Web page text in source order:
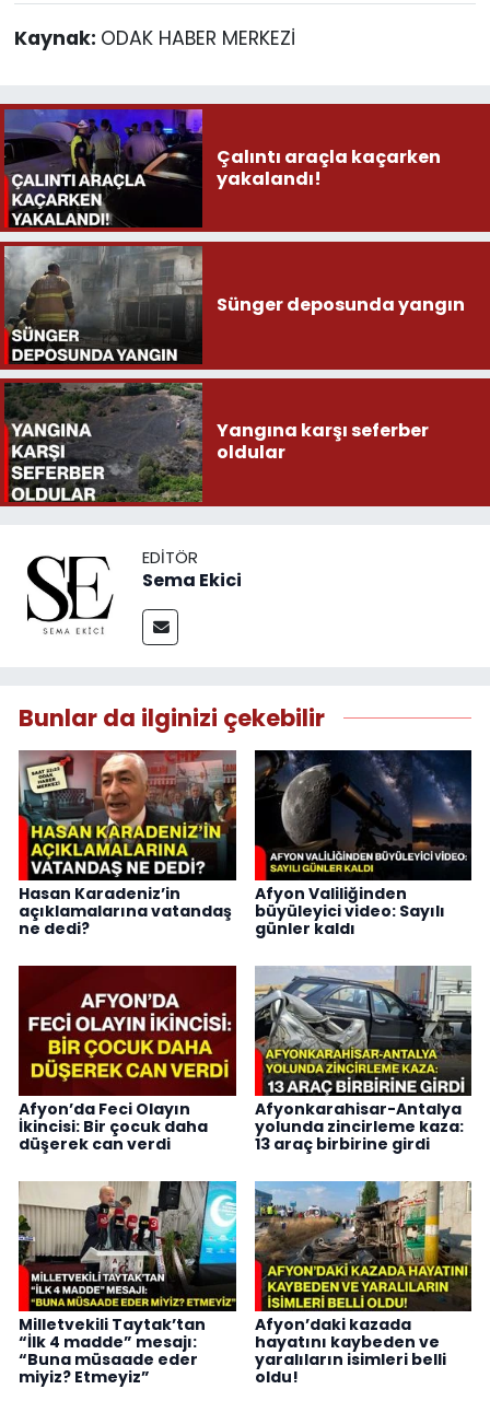
Kaynak: ODAK HABER MERKEZİ
Çalıntı araçla kaçarken
yakalandı!
Sünger deposunda yangın
Yangına karşı seferber
oldular
EDITÖR
Sema Ekici
Bunlar da ilginizi çekebilir
Hasan Karadeniz’in
açıklamalarına vatandaş
ne dedi?
Afyon Valiliğinden
büyüleyici video: Sayılı
günler kaldı
Afyon’da Feci Olayın
İkincisi: Bir çocuk daha
düşerek can verdi
Afyonkarahisar-Antalya
yolunda zincirleme kaza:
13 araç birbirine girdi
Milletvekili Taytak’tan
“İlk 4 madde” mesajı:
“Buna müsaade eder
miyiz? Etmeyiz”
Afyon’daki kazada
hayatını kaybeden ve
yaralıların isimleri belli
oldu!